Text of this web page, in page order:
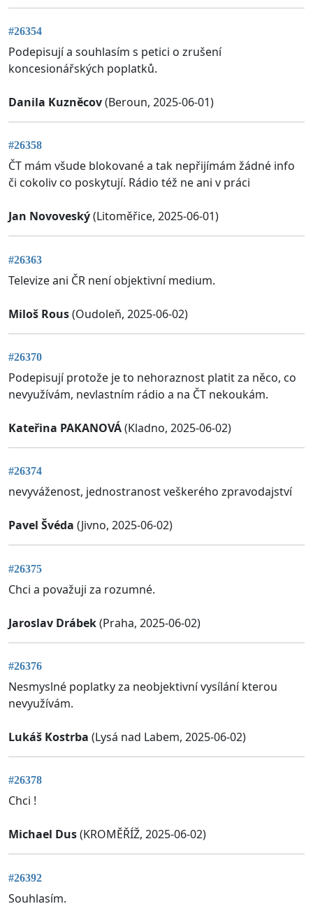
#26354
Podepisují a souhlasím s petici o zrušení
koncesionářských poplatků.
Danila Kuzněcov(Beroun, 2025-06-01)
#26358
ČT mám všude blokované a tak nepřijímám žádné info
či cokoliv co poskytují. Rádio též ne ani v práci
Jan Novoveský(Litoměřice, 2025-06-01)
#26363
Televize ani ČR není objektivní medium.
Miloš Rous(Oudoleň, 2025-06-02)
#26370
Podepisují protože je to nehoraznost platit za něco, co
nevyužívám, nevlastním rádio a na ČT nekoukám.
Kateřina PAKANOVÁ(Kladno, 2025-06-02)
#26374
nevyváženost, jednostranost veškerého zpravodajství
Pavel Švéda (Jivno, 2025-06-02)
#26375
Chci a považuji za rozumné.
Jaroslav Drábek(Praha, 2025-06-02)
#26376
Nesmyslné poplatky za neobjektivní vysílání kterou
nevyužívám.
Lukáš Kostrba (Lysá nad Labem, 2025-06-02)
#26378
Chci !
Michael Dus(KROMĚŘÍŽ, 2025-06-02)
#26392
Souhlasím.